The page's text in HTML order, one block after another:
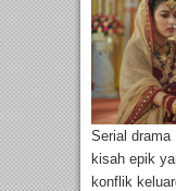
Serial drama
kisah epik
konflik